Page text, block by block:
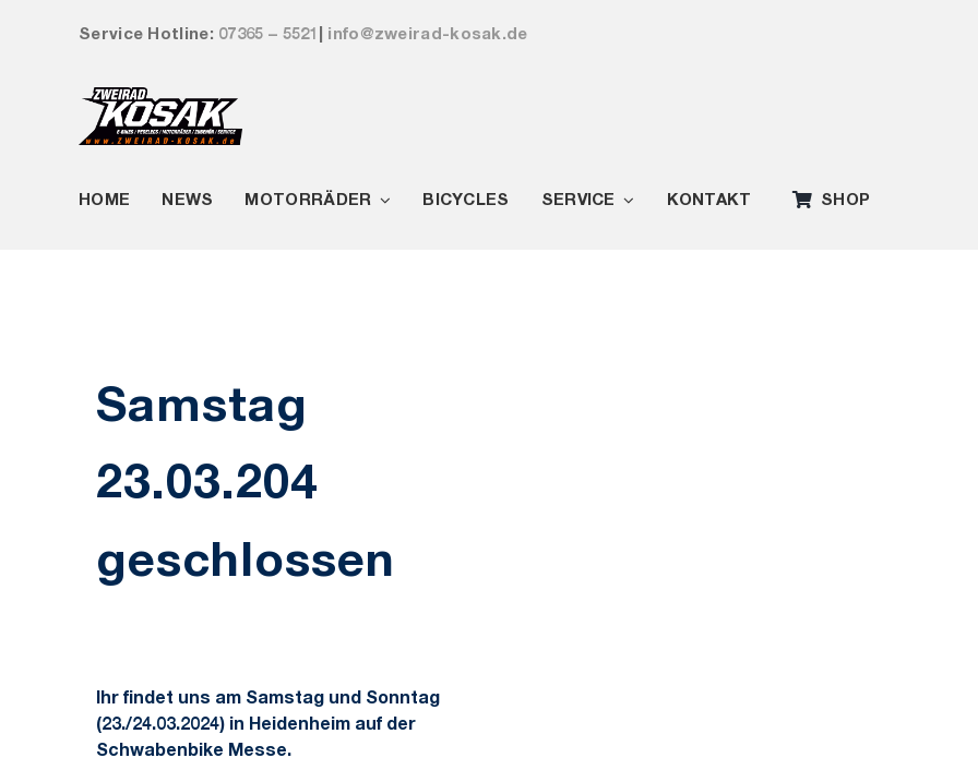
Service Hotline: 07365 – 5521 info@zweirad-kosak.de
HOME NEWS MOTORRÄDER BICYCLES SERVICE KONTAKT SHOP
Samstag
23.03.204
geschlossen
Ihr findet uns am Samstag und Sonntag
(23./24.03.2024) in Heidenheim auf der
Schwabenbike Messe.